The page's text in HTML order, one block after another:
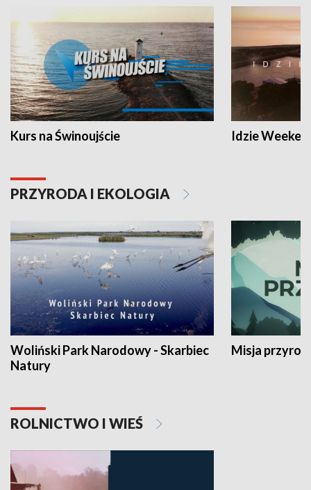
Kurs na Świnoujście Idzie
PRZYRODA I EKOLOGIA
Woliński Park Narodowy - Skarbiec
Natury
Misja
ROLNICTWO I WIEŚ